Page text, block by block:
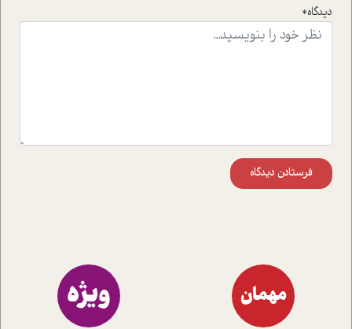
موثرترین راهکارهای استفاده از هوش مصنوعی در حوزه های
دیدگاه*
فرستادن دیدگاه
مهمان ویژه